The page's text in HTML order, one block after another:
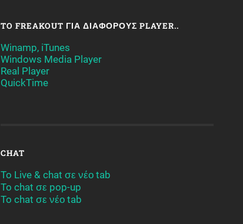
TO FREAKOUT ΓΙΑ ΔΙΆΦΟΡΟΥΣ PLAYER..
Winamp, iTunes
Windows Media Player
Real Player
QuickTime
CHAT
To Live & chat σε νέο tab
To chat σε pop-up
To chat σε νέο tab